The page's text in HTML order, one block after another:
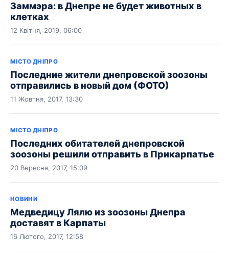
Заммэра: в Днепре не будет животных в
клетках
12 Квітня, 2019, 06:00
МІСТО ДНІПРО
Последние жители днепровской зоозоны
отправились в новый дом (ФОТО)
11 Жовтня, 2017, 13:30
МІСТО ДНІПРО
Последних обитателей днепровской
зоозоны решили отправить в Прикарпатье
20 Вересня, 2017, 15:09
НОВИНИ
Медведицу Лялю из зоозоны Днепра
доставят в Карпаты
16 Лютого, 2017, 12:58